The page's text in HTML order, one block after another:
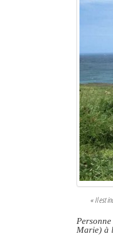
« Il est
Marie) à